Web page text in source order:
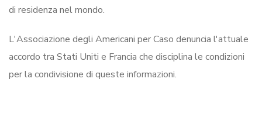
di residenza nel mondo.
L'Associazione degli Americani per Caso denuncia l'attuale
accordo tra Stati Uniti e Francia che disciplina le condizioni
per la condivisione di queste informazioni.